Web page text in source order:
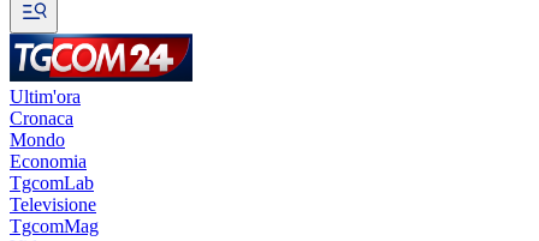
Ultim'ora
Cronaca
Mondo
Economia
TgcomLab
Televisione
TgcomMag